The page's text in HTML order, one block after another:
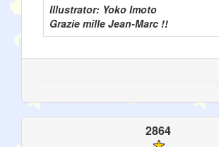
Illustrator: Yoko Imoto
Grazie mille Jean-Marc !!
2864